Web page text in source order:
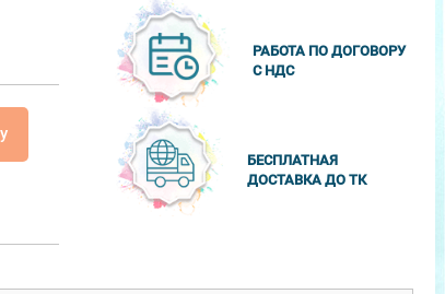
РАБОТА ПО ДОГОВОРУ
С НДС
БЕСПЛАТНАЯ
ДОСТАВКА ДО ТК